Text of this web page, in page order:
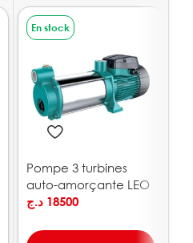
En stock
Pompe 3 turbines
auto-amorçante LEO
| ACSm100S
18500 د.ج